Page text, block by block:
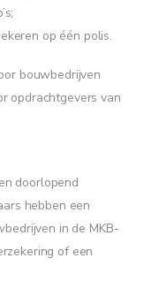
op één polis.
bouwbedrijven
opdrachtgevers van
doorlopend
hebben een
in de MKB-
of een